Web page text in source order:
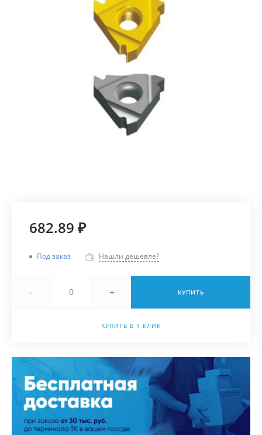
682.89 ₽
Под заказ Нашли дешевле?
- + КУПИТЬ
КУПИТЬ В 1 КЛИК